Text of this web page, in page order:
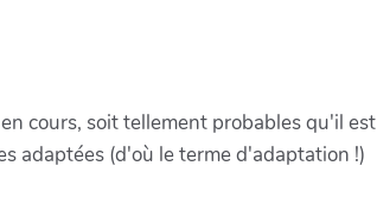
cours, soit tellement probables qu'il est
adaptées (d'où le terme d'adaptation !)